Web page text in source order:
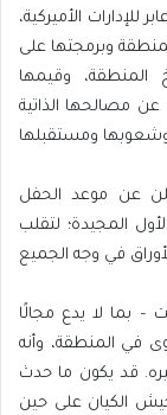
الأميركية،
وبرمجتها على
وقيمها
عن مصالحها الذاتية
عن موعد الحفل
7 أكتوبر/تشرين الأول المجيدة؛ لتقلب
– بما لا يدع مجالًا
في المنطقة، وأنه
قد يكون ما حدث
جيش الكيان على حين